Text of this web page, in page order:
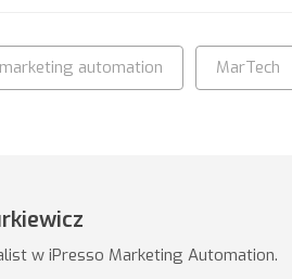
marketing automation MarTech
w iPresso Marketing Automation.